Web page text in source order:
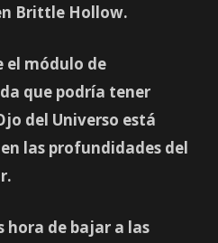
Brittle Hollow.
el módulo de
que podría tener
del Universo está
las profundidades del
hora de bajar a las